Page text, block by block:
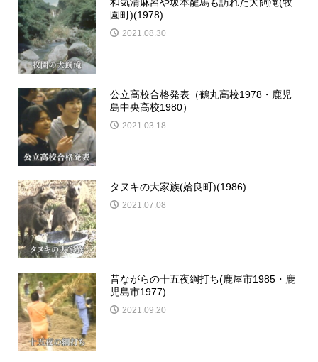
園町)(1978)
2021.08.30
公立高校合格発表（鶴丸高校1978・鹿児
島中央高校1980）
2021.03.18
タヌキの大家族(姶良町)(1986)
2021.07.08
昔ながらの十五夜綱打ち(鹿屋市1985・鹿
児島市1977)
2021.09.20